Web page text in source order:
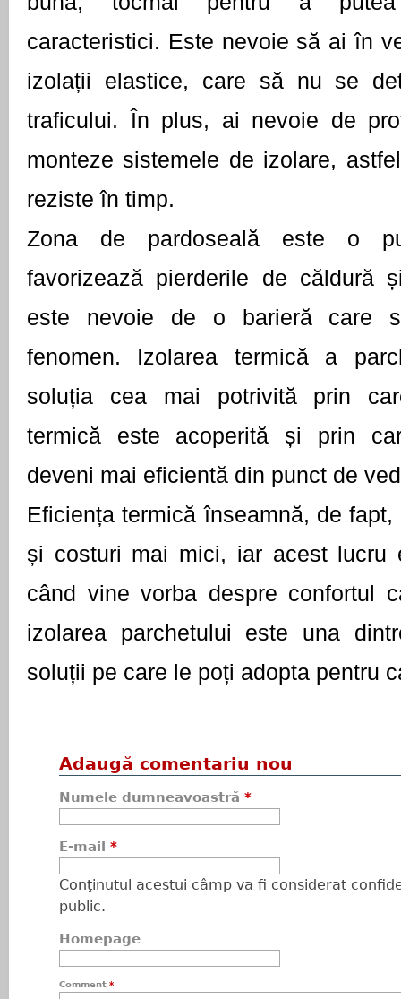
caracteristici. Este nevoie să ai în
izolații elastice, care să nu se
traficului. În plus, ai nevoie de
monteze sistemele de izolare,
reziste în timp.
Zona de pardoseală este o
favorizează pierderile de căldură
este nevoie de o barieră care
fenomen. Izolarea termică a
soluția cea mai potrivită prin
termică este acoperită și prin
deveni mai eficientă din punct de
Eficiența termică înseamnă, de
și costuri mai mici, iar acest lucru
când vine vorba despre confortul
izolarea parchetului este una
soluții pe care le poți adopta pentru
Adaugă comentariu nou
Numele dumneavoastră *
E-mail *
Conţinutul acestui câmp va fi considerat
public.
Homepage
Comment *